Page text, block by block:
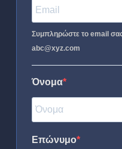
Συμπληρώστε το email
abc@xyz.com
Όνομα
Επώνυμο